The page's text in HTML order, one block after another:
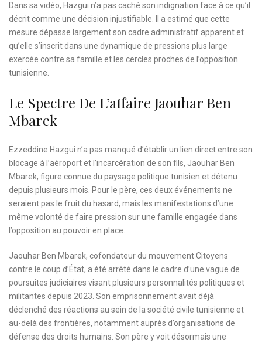
Dans sa vidéo, Hazgui n’a pas caché son indignation face à ce qu’il
décrit comme une décision injustifiable. Il a estimé que cette
mesure dépasse largement son cadre administratif apparent et
qu’elle s’inscrit dans une dynamique de pressions plus large
exercée contre sa famille et les cercles proches de l’opposition
tunisienne.
Le Spectre De L’affaire Jaouhar Ben
Mbarek
Ezzeddine Hazgui n’a pas manqué d’établir un lien direct entre son
blocage à l’aéroport et l’incarcération de son fils, Jaouhar Ben
Mbarek, figure connue du paysage politique tunisien et détenu
depuis plusieurs mois. Pour le père, ces deux événements ne
seraient pas le fruit du hasard, mais les manifestations d’une
même volonté de faire pression sur une famille engagée dans
l’opposition au pouvoir en place.
Jaouhar Ben Mbarek, cofondateur du mouvement Citoyens
contre le coup d’État, a été arrêté dans le cadre d’une vague de
poursuites judiciaires visant plusieurs personnalités politiques et
militantes depuis 2023. Son emprisonnement avait déjà
déclenché des réactions au sein de la société civile tunisienne et
au-delà des frontières, notamment auprès d’organisations de
défense des droits humains. Son père y voit désormais une